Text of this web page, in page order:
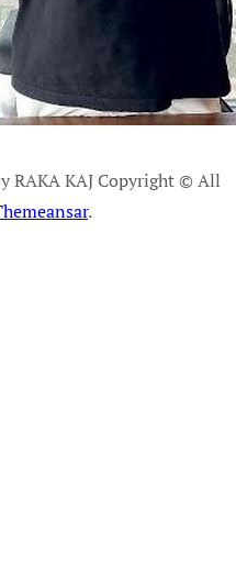
RAKA KAJ Copyright © All
.